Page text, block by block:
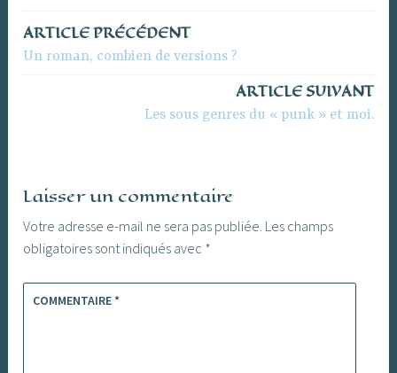
Navigation
ARTICLE PRÉCÉDENT
Un roman, combien de versions ?
ARTICLE SUIVANT
Les sous genres du « punk » et moi.
Laisser un commentaire
Votre adresse e-mail ne sera pas publiée. Les champs
obligatoires sont indiqués avec *
COMMENTAIRE*